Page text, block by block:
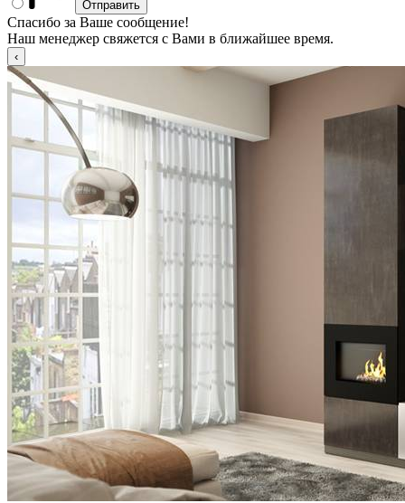
Спасибо за Ваше сообщение!
Наш менеджер свяжется с Вами в ближайшее время.